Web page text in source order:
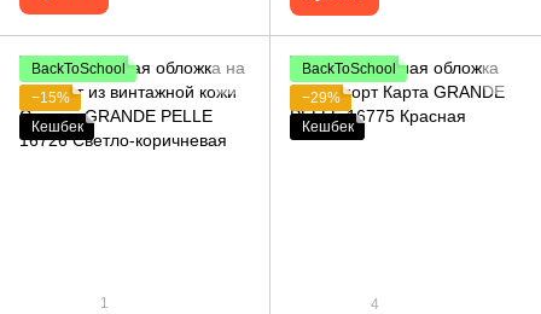
BackToSchool
−15%
Кешбек
1
BackToSchool
−29%
Кешбек
4